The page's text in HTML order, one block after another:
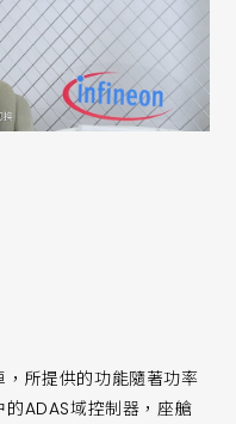
所提供的功能隨著功率
ADAS域控制器，座艙